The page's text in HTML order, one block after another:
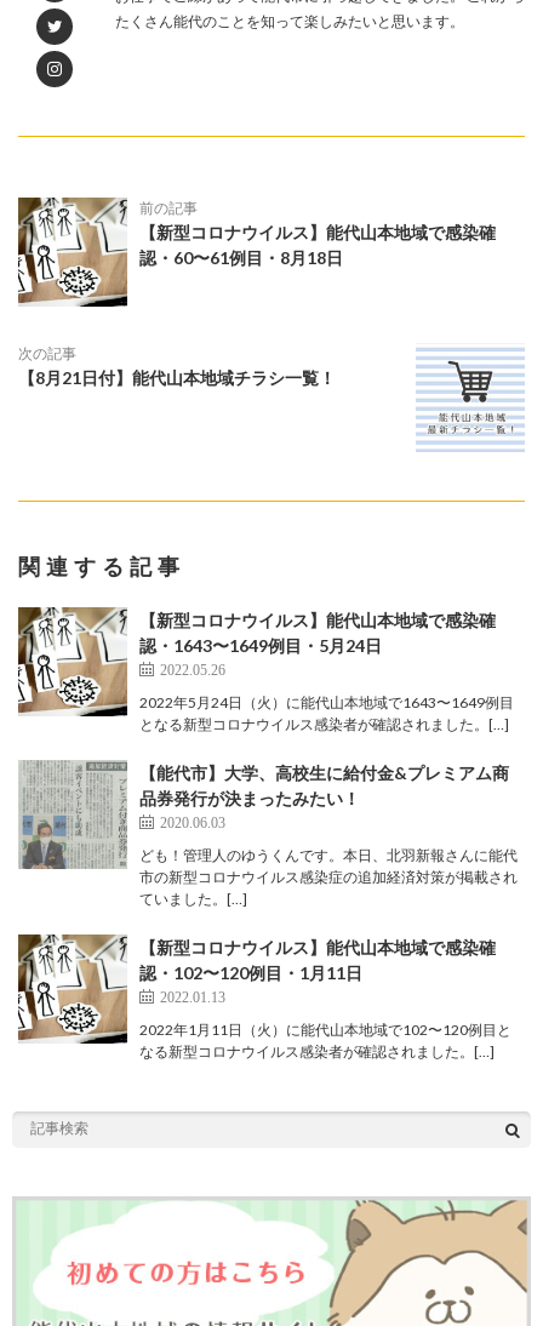
たくさん能代のことを知って楽しみたいと思います。
前の記事
【新型コロナウイルス】能代山本地域で感染確
認・60〜61例目・8月18日
次の記事
【8月21日付】能代山本地域チラシ一覧！
関連する記事
【新型コロナウイルス】能代山本地域で感染確
認・1643〜1649例目・5月24日
2022.05.26
2022年5月24日（火）に能代山本地域で1643〜1649例目
となる新型コロナウイルス感染者が確認されました。[…]
【能代市】大学、高校生に給付金&プレミアム商
品券発行が決まったみたい！
2020.06.03
ども！管理人のゆうくんです。本日、北羽新報さんに能代
市の新型コロナウイルス感染症の追加経済対策が掲載され
ていました。[…]
【新型コロナウイルス】能代山本地域で感染確
認・102〜120例目・1月11日
2022.01.13
2022年1月11日（火）に能代山本地域で102〜120例目と
なる新型コロナウイルス感染者が確認されました。[…]